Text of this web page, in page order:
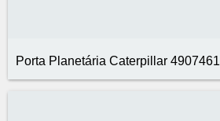
Porta Planetária Caterpillar 4907461